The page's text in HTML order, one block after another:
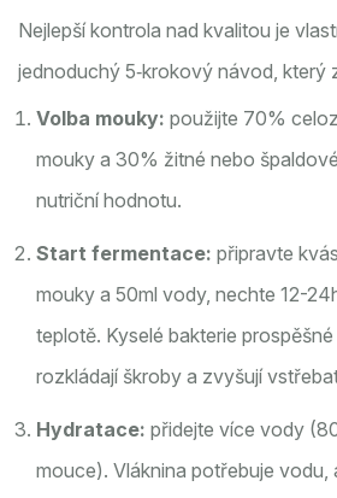
Nejlepší kontrola nad kvalitou je
jednoduchý 5‑krokový návod, který
Volba mouky: použijte 70%
mouky a 30% žitné nebo
nutriční hodnotu.
Start fermentace: připravte
mouky a 50ml vody, nechte 12-
teplotě. Kyselé bakterie
rozkládají škroby a zvyšují
Hydratace: přidejte více vody
mouce). Vláknina potřebuje vodu,